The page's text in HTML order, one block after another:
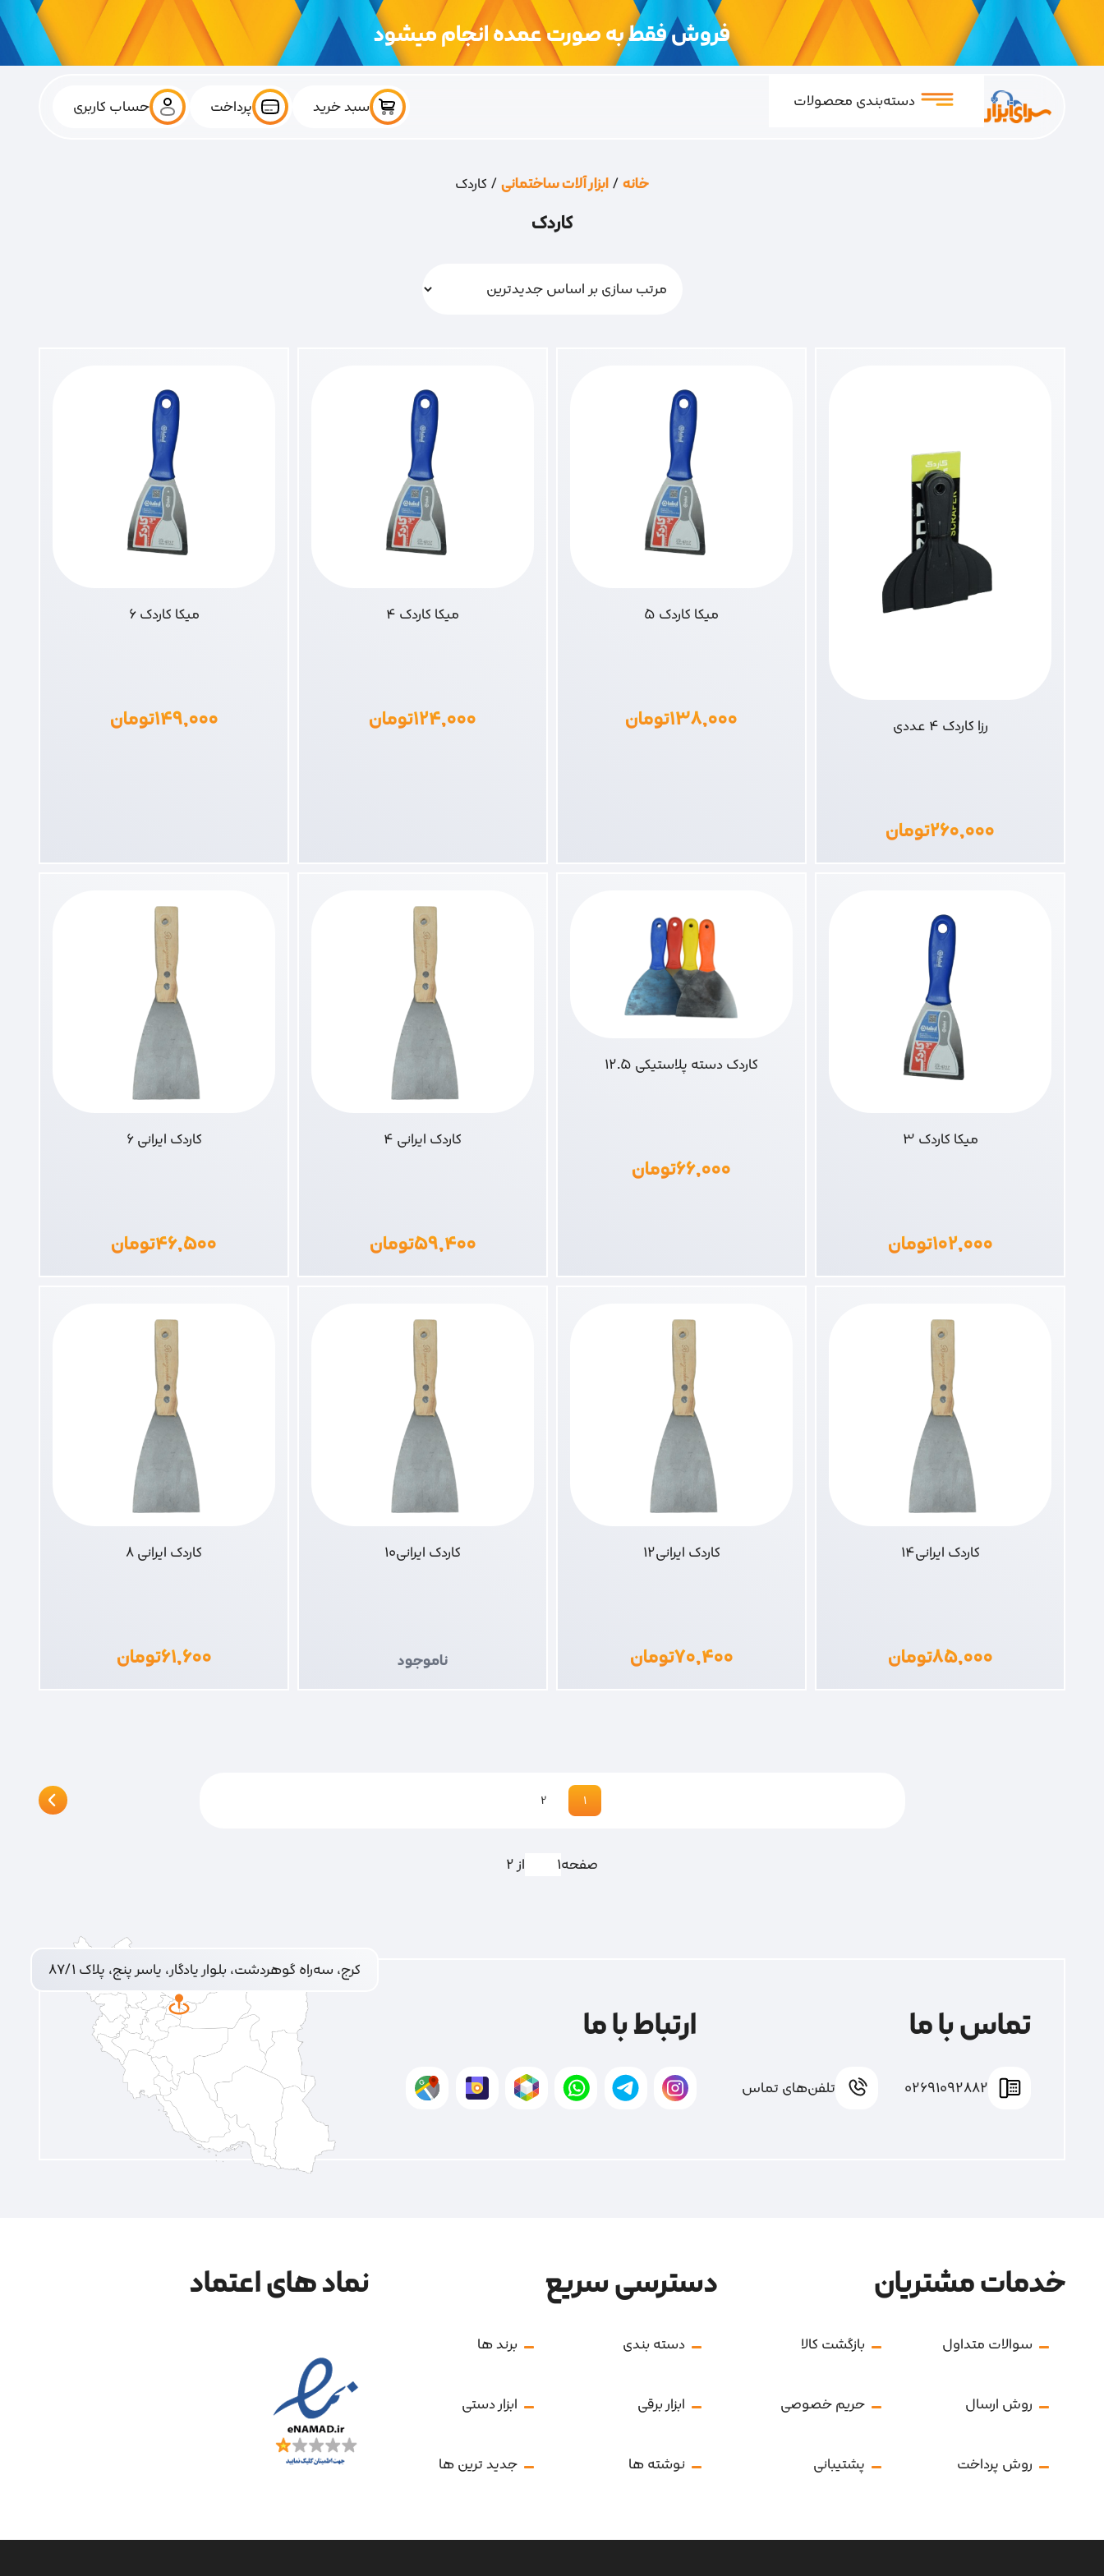
فروش فقط به صورت عمده انجام میشود
دسته‌بندی محصولات سبد خرید پرداخت حساب کاربری
خانه/ابزار آلات ساختمانی/ کاردک
کاردک
رزا کاردک 4 عددی
۲۶۰,۰۰۰تومان
میکا کاردک 5
۱۳۸,۰۰۰تومان
میکا کاردک 4
۱۲۴,۰۰۰تومان
میکا کاردک 6
۱۴۹,۰۰۰تومان
میکا کاردک 3
۱۰۲,۰۰۰تومان
کاردک دسته پلاستیکی 12.5
۶۶,۰۰۰تومان
کاردک ایرانی 4
۵۹,۴۰۰تومان
کاردک ایرانی 6
۴۶,۵۰۰تومان
کاردک ایرانی14
۸۵,۰۰۰تومان
کاردک ایرانی12
۷۰,۴۰۰تومان
کاردک ایرانی10
ناموجود
کاردک ایرانی 8
۶۱,۶۰۰تومان
1
2
صفحه از 2
تماس با ما
02691092882 تلفن‌های تماس
ارتباط با ما
کرج، سه‌راه گوهردشت، بلوار یادگار، یاسر پنج، پلاک ۸۷/۱
خدمات مشتریان
سوالات متداول بازگشت کالا
روش ارسال حریم خصوصی
روش پرداخت پشتیبانی
دسترسی سریع
دسته بندی برند ها
ابزار برقی ابزار دستی
نوشته ها جدید ترین ها
نماد های اعتماد